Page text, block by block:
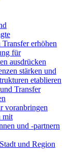
erhöhen
für
ausdrücken
stärken und
etablieren
Transfer
voranbringen
mit
und -partnern
und Region